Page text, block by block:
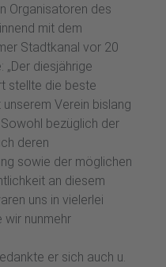
Organisatoren des
mit dem
Stadtkanal vor 20
„Der diesjährige
stellte die beste
Verein bislang
bezüglich der
deren
sowie der möglichen
an diesem
uns in vielerlei
wir nunmehr
er sich auch u.